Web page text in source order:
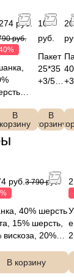
руб.
руб.
2
В
корзину
10
руб.
Пакет
25*35
+3/50
ВУР
белый
В
корзину
20
руб. 3 790 руб.
40% шерсть
15% шерсть,
вискоза, 20%
1
В корзину